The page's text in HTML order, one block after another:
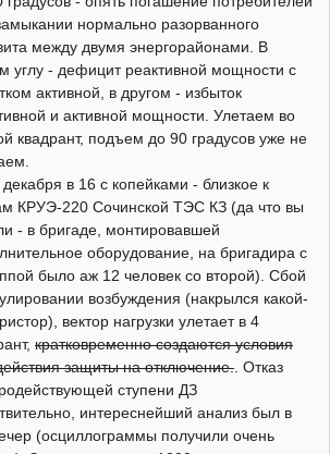
нормально разорванного
между двумя энергорайонами. В
углу - дефицит реактивной мощности с
активной, в другом - избыток
и активной мощности. Улетаем во
квадрант, подъем до 90 градусов уже не
в 16 с копейками - близкое к
КРУЭ-220 Сочинской ТЭС КЗ (да что вы
- в бригаде, монтировавшей
оборудование, на бригадира с
было аж 12 человек со второй). Сбой
возбуждения (накрылся какой-
вектор нагрузки улетает в 4
кратковременно создаются условия
защиты на отключение. . Отказ
ступени ДЗ
интереснейший анализ был в
(осциллограммы получили очень